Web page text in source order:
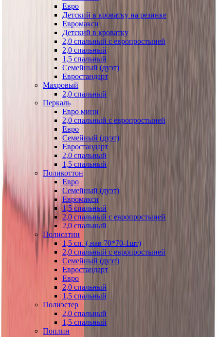
Евро
Детский в кроватку на резинке
Евромакси
Детский в кроватку
2,0 спальный с европростыней
2,0 спальный
1,5 спальный
Семейный (дуэт)
Евростандарт
Махровый
2,0 спальный
Перкаль
Евро мини
2,0 спальный с европростыней
Евро
Семейный (дуэт)
Евростандарт
2,0 спальный
1,5 спальный
Поликоттон
Евро
Семейный (дуэт)
Евромакси
1,5 спальный
2,0 спальный с европростыней
2,0 спальный
Полисатин
1,5 сп. (.нав 70*70-1шт)
2,0 спальный с европростыней
Семейный (дуэт)
Евростандарт
Евро
2,0 спальный
1,5 спальный
Полиэстер
2,0 спальный
1,5 спальный
Поплин